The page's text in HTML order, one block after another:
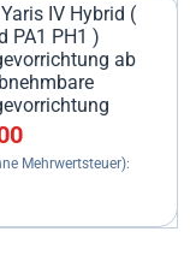
IV Hybrid (
PA1 PH1 )
ab
ohne MwSt.:
Mehrwertsteuer):